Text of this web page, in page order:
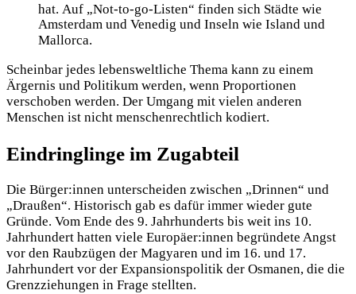
hat. Auf „Not-to-go-Listen“ finden sich Städte wie
Amsterdam und Venedig und Inseln wie Island und
Mallorca.
Scheinbar jedes lebensweltliche Thema kann zu einem
Ärgernis und Politikum werden, wenn Proportionen
verschoben werden. Der Umgang mit vielen anderen
Menschen ist nicht menschenrechtlich kodiert.
Eindringlinge im Zugabteil
Die Bürger:innen unterscheiden zwischen „Drinnen“ und
„Draußen“. Historisch gab es dafür immer wieder gute
Gründe. Vom Ende des 9. Jahrhunderts bis weit ins 10.
Jahrhundert hatten viele Europäer:innen begründete Angst
vor den Raubzügen der Magyaren und im 16. und 17.
Jahrhundert vor der Expansionspolitik der Osmanen, die die
Grenzziehungen in Frage stellten.